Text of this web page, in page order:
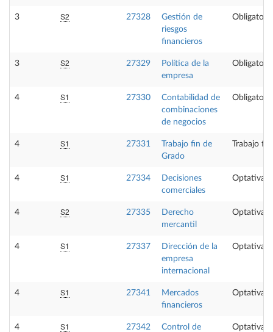
3 S2 27328
Gestión de
riesgos
financieros
Obligatoria
3 S2 27329
Política de la
empresa
Obligatoria
4 S1 27330
Contabilidad de
combinaciones
de negocios
Obligatoria
4 S1 27331
Trabajo fin de
Grado
Trabajo
4 S1 27334
Decisiones
comerciales
Optativa
4 S2 27335
Derecho
mercantil
Optativa
4 S1 27337
Dirección de la
empresa
internacional
Optativa
4 S1 27341
Mercados
financieros
Optativa
4 S1 27342
Control de
Optativa